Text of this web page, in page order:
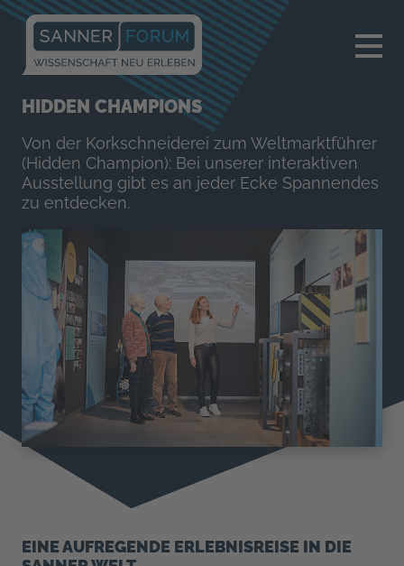
×
HIDDEN CHAMPIONS
Von der Korkschneiderei zum Weltmarktführer
(Hidden Champion): Bei unserer interaktiven
Ausstellung gibt es an jeder Ecke Spannendes
zu entdecken.
EINE AUFREGENDE ERLEBNISREISE IN DIE